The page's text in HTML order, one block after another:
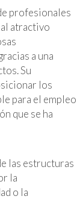
profesionales
atractivo
a una
Su
los
para el empleo
que se ha
las estructuras
la
o la